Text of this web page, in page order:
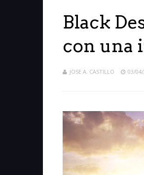
Black
con una
JOSE A. CASTILLO 03/